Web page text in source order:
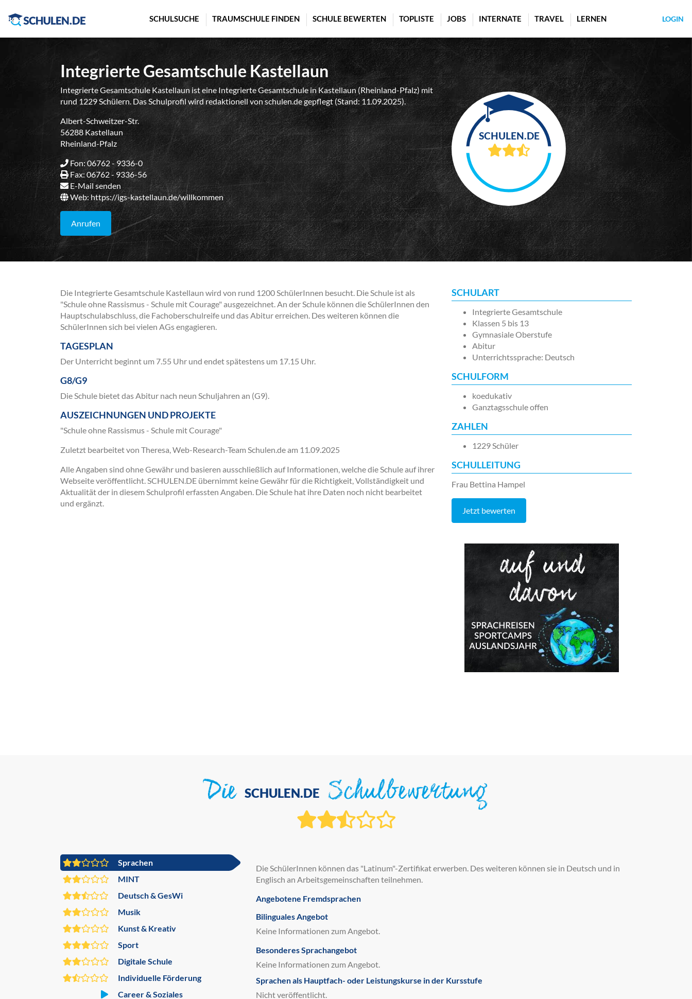
SCHULSUCHE TRAUMSCHULE FINDEN SCHULE BEWERTEN TOPLISTE JOBS INTERNATE TRAVEL LERNEN LOGIN
Integrierte Gesamtschule Kastellaun
Integrierte Gesamtschule Kastellaun ist eine Integrierte Gesamtschule in Kastellaun (Rheinland-Pfalz) mit
rund 1229 Schülern. Das Schulprofil wird redaktionell von schulen.de gepflegt (Stand: 11.09.2025).
Albert-Schweitzer-Str.
56288 Kastellaun
Rheinland-Pfalz
Fon: 06762 - 9336-0
Fax: 06762 - 9336-56
E-Mail senden
Web:https://igs-kastellaun.de/willkommen
Anrufen
Die Integrierte Gesamtschule Kastellaun wird von rund 1200 SchülerInnen besucht. Die Schule ist als
"Schule ohne Rassismus - Schule mit Courage" ausgezeichnet. An der Schule können die SchülerInnen den
Hauptschulabschluss, die Fachoberschulreife und das Abitur erreichen. Des weiteren können die
SchülerInnen sich bei vielen AGs engagieren.
TAGESPLAN
Der Unterricht beginnt um 7.55 Uhr und endet spätestens um 17.15 Uhr.
G8/G9
Die Schule bietet das Abitur nach neun Schuljahren an (G9).
AUSZEICHNUNGEN UND PROJEKTE
"Schule ohne Rassismus - Schule mit Courage"
Zuletzt bearbeitet von Theresa, Web-Research-Team Schulen.de am 11.09.2025
Alle Angaben sind ohne Gewähr und basieren ausschließlich auf Informationen, welche die Schule auf ihrer
Webseite veröffentlicht. SCHULEN.DE übernimmt keine Gewähr für die Richtigkeit, Vollständigkeit und
Aktualität der in diesem Schulprofil erfassten Angaben. Die Schule hat ihre Daten noch nicht bearbeitet
und ergänzt.
SCHULART
Integrierte Gesamtschule
Klassen 5 bis 13
Gymnasiale Oberstufe
Abitur
Unterrichtssprache: Deutsch
SCHULFORM
koedukativ
Ganztagsschule offen
ZAHLEN
1229 Schüler
SCHULLEITUNG
Frau Bettina Hampel
Jetzt bewerten
Die SCHULEN.DE Schulbewertung
Sprachen
MINT
Deutsch & GesWi
Musik
Kunst & Kreativ
Sport
Digitale Schule
Individuelle Förderung
Career & Soziales
Die SchülerInnen können das "Latinum"-Zertifikat erwerben. Des weiteren können sie in Deutsch und in
Englisch an Arbeitsgemeinschaften teilnehmen.
Angebotene Fremdsprachen
Bilinguales Angebot
Keine Informationen zum Angebot.
Besonderes Sprachangebot
Keine Informationen zum Angebot.
Sprachen als Hauptfach- oder Leistungskurse in der Kursstufe
Nicht veröffentlicht.